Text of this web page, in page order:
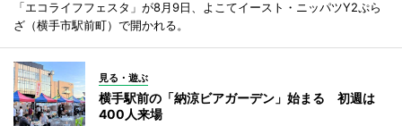
「エコライフフェスタ」が8月9日、よこてイースト・ニッパツY2ぷら
ざ（横手市駅前町）で開かれる。
見る・遊ぶ
横手駅前の「納涼ビアガーデン」始まる 初週は
400人来場